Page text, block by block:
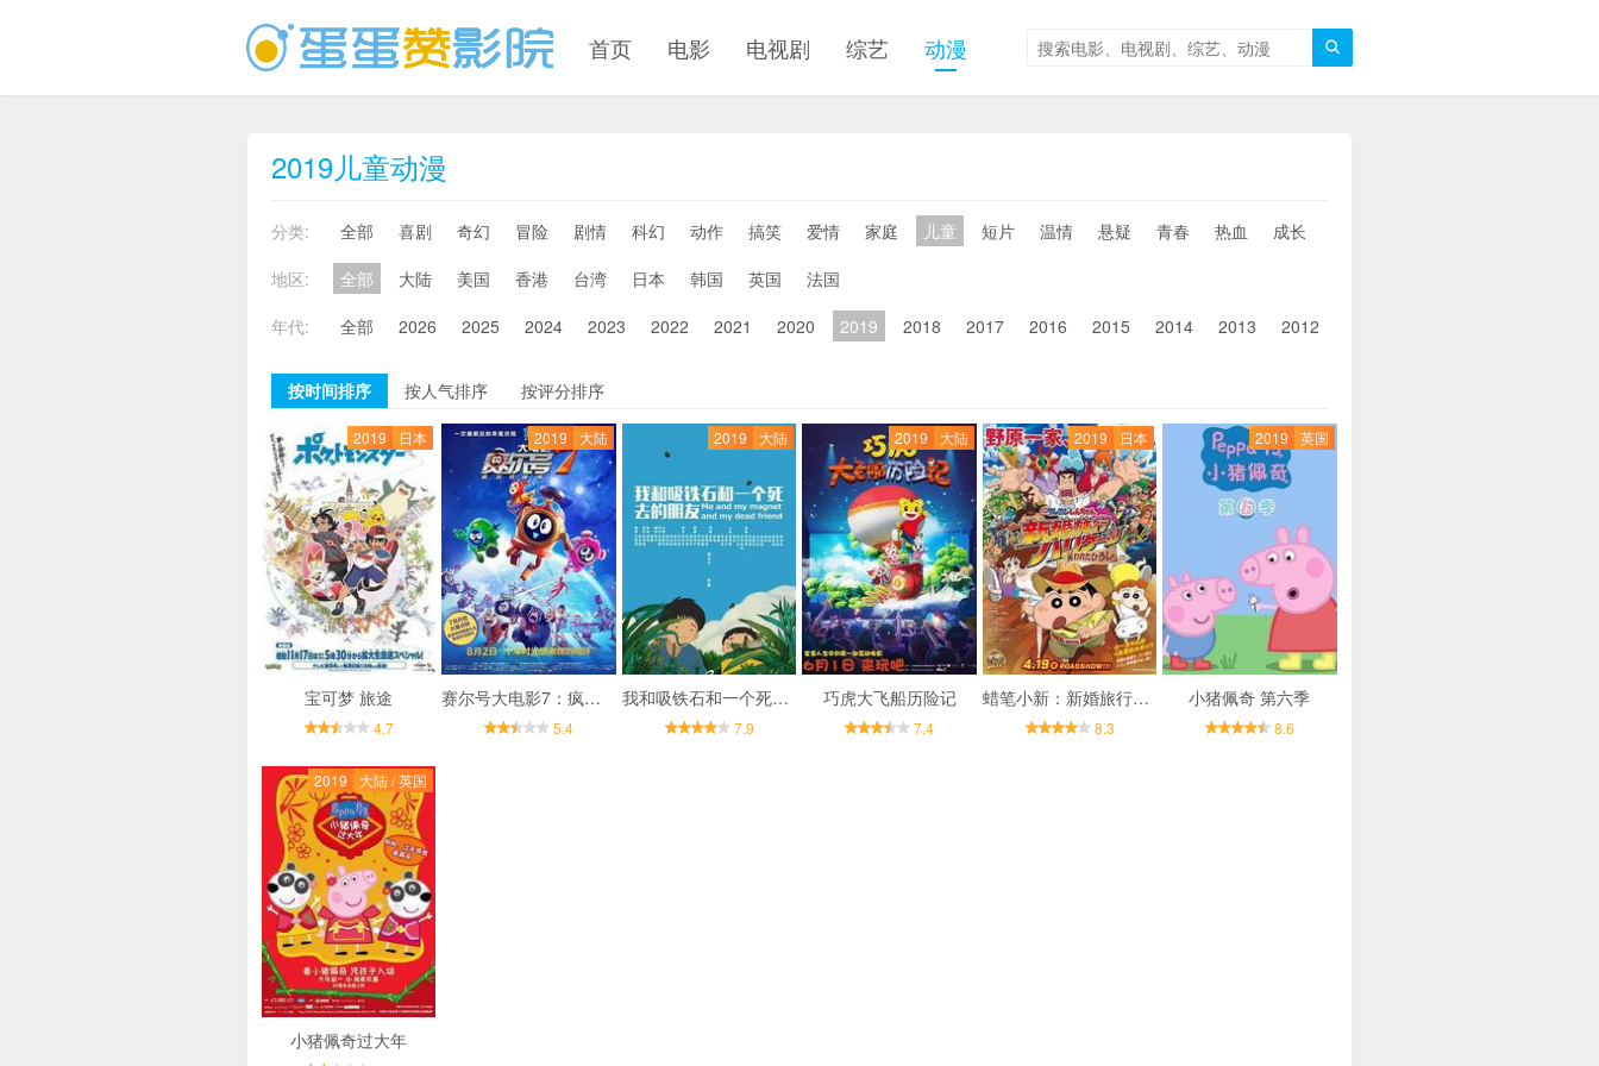

首页 电影 电视剧 综艺 动漫
2019儿童动漫
分类: 全部 喜剧 奇幻 冒险 剧情 科幻 动作 搞笑 爱情 家庭 儿童 短片 温情 悬疑 青春 热血 成长
地区:
全部 大陆 美国 香港 台湾 日本 韩国 英国
法国
年代:
全部 2026 2025 2024 2023 2022 2021 2020 2019 2018 2017 2016 2015 2014 2013 2012
按时间排序 按人气排序 按评分排序
2019 日本
宝可梦 旅途
4.7
2019 大陆
赛尔号大电影7：疯狂机器城
5.4
2019 大陆
我和吸铁石和一个死去的朋友
7.9
2019 大陆
巧虎大飞船历险记
7.4
2019 日本
蜡笔小新：新婚旅行飓风之遗失的野原广志
8.3
2019 英国
小猪佩奇 第六季
8.6
2019 大陆 / 英国
小猪佩奇过大年